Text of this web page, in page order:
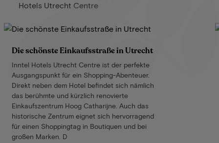
Hotels Utrecht Centre
Die schönste Einkaufsstraße in Utrecht
Inntel Hotels Utrecht Centre ist der perfekte
Ausgangspunkt für ein Shopping-Abenteuer.
Direkt neben dem Hotel befindet sich nämlich
das berühmte und kürzlich renovierte
Einkaufszentrum Hoog Catharijne. Auch das
historische Zentrum eignet sich hervorragend
für einen Shoppingtag in Boutiquen und bei
großen Marken. D